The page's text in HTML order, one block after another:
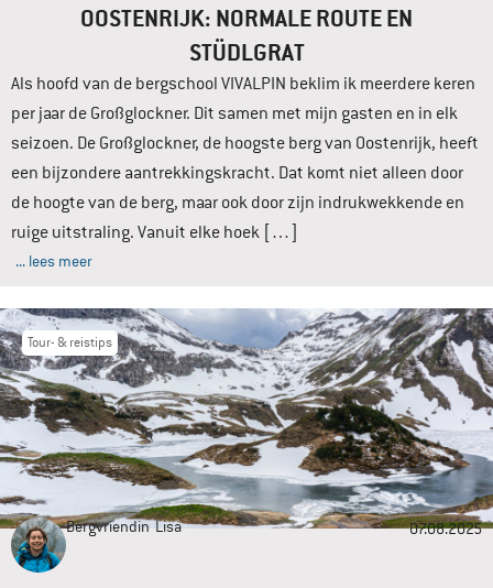
OSTENRIJK: NORMALE ROUTE EN S
TÜDLGRAT
Als hoofd van de bergschool VIVALPIN beklim ik meerdere keren
per jaar de Großglockner. Dit samen met mijn gasten en in elk
seizoen. De Großglockner, de hoogste berg van Oostenrijk, heeft
een bijzondere aantrekkingskracht. Dat komt niet alleen door
de hoogte van de berg, maar ook door zijn indrukwekkende en
ruige uitstraling. Vanuit elke hoek […]
... lees meer
Tour- & reistips
Bergvriendin Lisa 07.08.2025